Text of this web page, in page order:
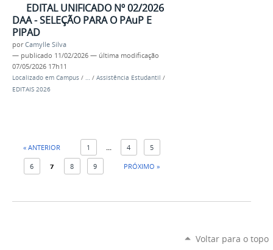
EDITAL UNIFICADO Nº 02/2026
DAA - SELEÇÃO PARA O PAuP E
PIPAD
porCamylle Silva
— publicado 11/02/2026 — última modificação
07/05/2026 17h11
Localizado em Campus / … / Assistência Estudantil /
EDITAIS 2026
« ANTERIOR 1 4 5
6 7 8 9 PRÓXIMO »
Voltar para o topo